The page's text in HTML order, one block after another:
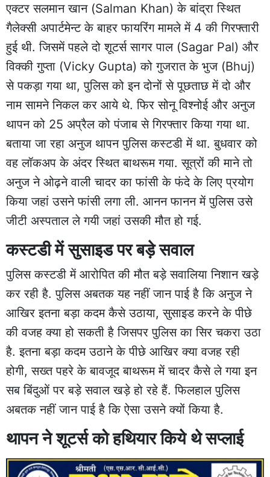
एक्टर सलमान खान (Salman Khan) के बांद्रा स्थित
गैलेक्सी अपार्टमेन्ट के बाहर फायरिंग मामले में 4 की गिरफ्तारी
हुई थी. जिसमें पहले दो शूटर्स सागर पाल (Sagar Pal) और
विक्की गुप्ता (Vicky Gupta) को गुजरात के भुज (Bhuj)
से पकड़ा गया था, पुलिस को इन दोनों से पूछताछ में दो और
नाम सामने निकल कर आये थे. फिर सोनू विश्नोई और अनुज
थापन को 25 अप्रैल को पंजाब से गिरफ्तार किया गया था.
बताया जा रहा अनुज थापन पुलिस कस्टडी में था. बुधवार को
वह लॉकअप के अंदर स्थित बाथरूम गया. सूत्रों की माने तो
अनुज ने ओढ़ने वाली चादर का फांसी के फंदे के लिए प्रयोग
किया जहां उसने फांसी लगा ली. आनन फानन में पुलिस उसे
जीटी अस्पताल ले गयी जहां उसकी मौत हो गई.
कस्टडी में सुसाइड पर बड़े सवाल
पुलिस कस्टडी में आरोपित की मौत बड़े सवालिया निशान खड़े
कर रही है. पुलिस अबतक यह नहीं जान पाई है कि अनुज ने
आखिर इतना बड़ा कदम कैसे उठाया, सुसाइड करने के पीछे
की वजह क्या हो सकती है जिसपर पुलिस का सिर चकरा उठा
है. इतना बड़ा कदम उठाने के पीछे आखिर क्या वजह रही
होगी, सख्त पहरे के बावजूद बाथरूम में चादर कैसे ले गया इन
सब बिंदुओं पर बड़े सवाल खड़े हो रहे हैं. फिलहाल पुलिस
अबतक नहीं जान पाई है कि ऐसा उसने क्यों किया है.
थापन ने शूटर्स को हथियार किये थे सप्लाई